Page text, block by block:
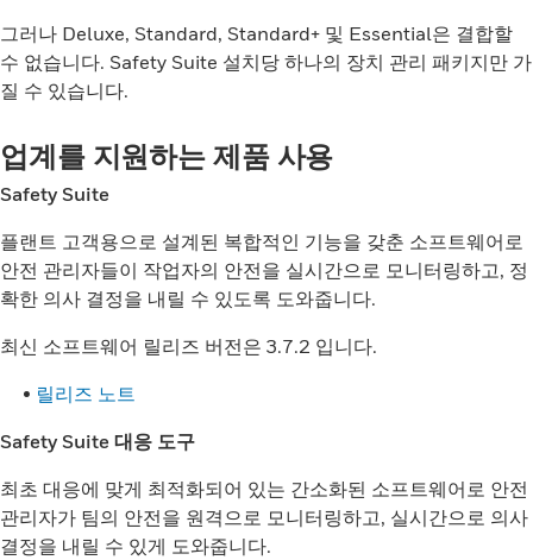
그러나 Deluxe, Standard, Standard+ 및 Essential은 결합할
수 없습니다. Safety Suite 설치당 하나의 장치 관리 패키지만 가
질 수 있습니다.
업계를 지원하는 제품 사용
Safety Suite
플랜트 고객용으로 설계된 복합적인 기능을 갖춘 소프트웨어로
안전 관리자들이 작업자의 안전을 실시간으로 모니터링하고, 정
확한 의사 결정을 내릴 수 있도록 도와줍니다.
최신 소프트웨어 릴리즈 버전은 3.7.2 입니다.
• 릴리즈 노트
Safety Suite 대응 도구
최초 대응에 맞게 최적화되어 있는 간소화된 소프트웨어로 안전
관리자가 팀의 안전을 원격으로 모니터링하고, 실시간으로 의사
결정을 내릴 수 있게 도와줍니다.